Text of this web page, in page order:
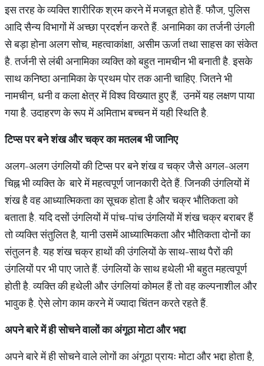
इस तरह के व्यक्ति शारीरिक श्रम करने में मजबूत होते हैं. फौज, पुलिस
आदि सैन्य विभागों में अच्छा प्रदर्शन करते हैं. अनामिका का तर्जनी उंगली
से बड़ा होना अलग सोच, महत्वाकांक्षा, असीम ऊर्जा तथा साहस का संकेत
है. तर्जनी से लंबी अनामिका व्यक्ति को बहुत नामचीन भी बनाती है. इसके
साथ कनिष्ठा अनामिका के प्रथम पोर तक आनी चाहिए. जितने भी
नामचीन, धनी व कला क्षेत्र में विश्व विख्यात हुए हैं, उनमें यह लक्षण पाया
गया है. उदाहरण के रूप में अमिताभ बच्चन में यही स्थिति है.
टिप्सपरबनेशंखऔरचक्रकामतलबभीजानिए
अलग-अलग उंगलियों की टिप्स पर बने शंख व चक्र जैसे अगल-अलग
चिह्न भी व्यक्ति के बारे में महत्वपूर्ण जानकारी देते हैं. जिनकी उंगलियों में
शंख है वह आध्यात्मिकता का सूचक होता है और चक्र भौतिकता को
बताता है. यदि दसों उंगलियों में पांच-पांच उंगलियों में शंख चक्र बराबर हैं
तो व्यक्ति संतुलित है, यानी उसमें आध्यात्मिकता और भौतिकता दोनों का
संतुलन है. यह शंख चक्र हाथों की उंगलियों के साथ-साथ पैरों की
उंगलियों पर भी पाए जाते हैं. उंगलियों के साथ हथेली भी बहुत महत्वपूर्ण
होती है. व्यक्ति की हथेली और उंगलियां कोमल हैं तो वह कल्पनाशील और
भावुक है. ऐसे लोग काम करने में ज्यादा चिंतन करते रहते हैं.
अपनेबारेमेंहीसोचनेवालोंकाअंगूठामोटाऔरभद्दा
अपने बारे में ही सोचने वाले लोगों का अंगूठा प्रायः मोटा और भद्दा होता है,